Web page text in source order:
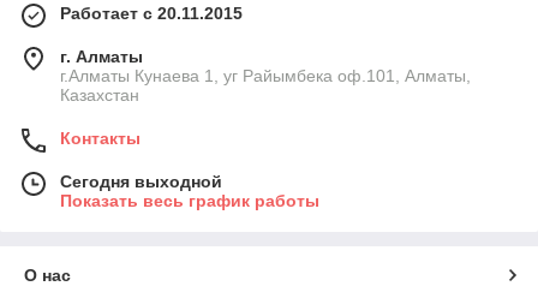
Работает с 20.11.2015
г. Алматы
г.Алматы Кунаева 1, уг Райымбека оф.101, Алматы,
Казахстан
Контакты
Сегодня выходной
Показать весь график работы
О нас